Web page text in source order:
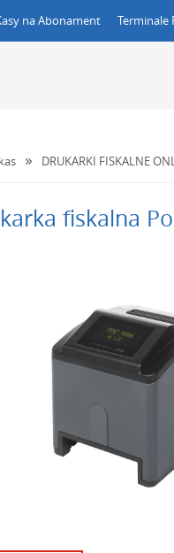
na Abonament Terminale
DRUKARKI FISKALNE
fiskalna